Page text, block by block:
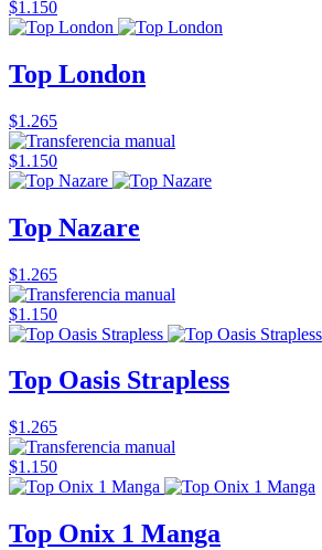
$1.150
Top London
$1.265
$1.150
Top Nazare
$1.265
$1.150
Top Oasis Strapless
$1.265
$1.150
Top Onix 1 Manga